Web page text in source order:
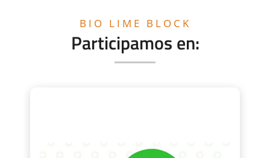
BIO LIME BLOCK
Participamos en: